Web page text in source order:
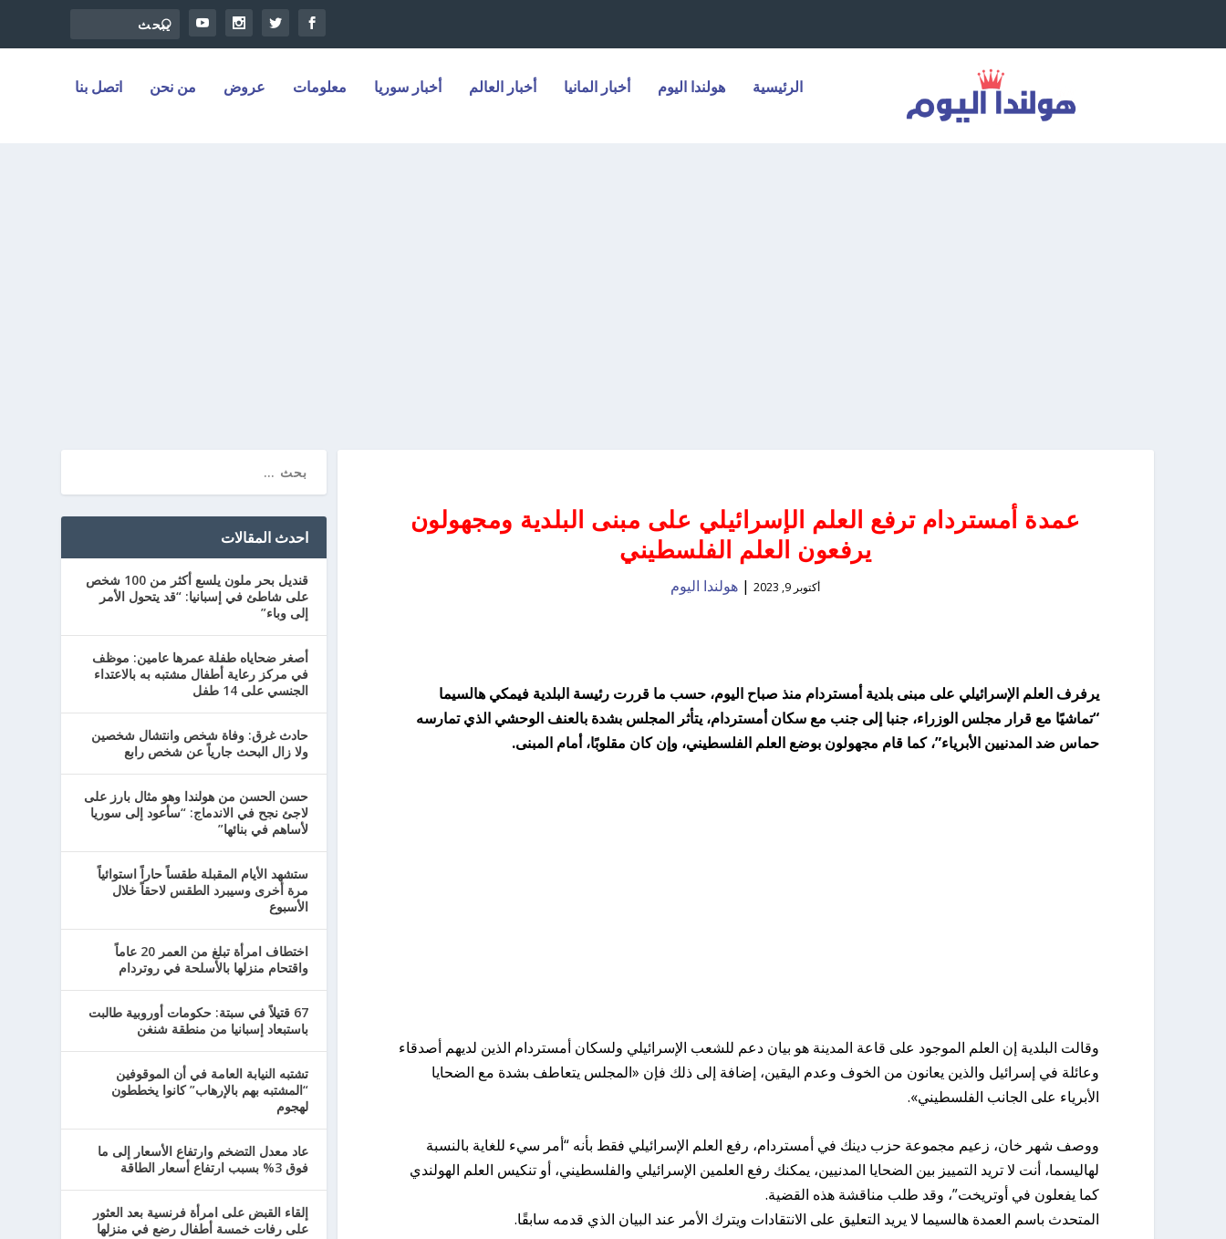
الرئيسية هولندا اليوم أخبار المانيا أخبار العالم أخبار سوريا معلومات عروض من نحن اتصل بنا
عمدة أمستردام ترفع العلم الإسرائيلي على مبنى البلدية ومجهولون
يرفعون العلم الفلسطيني
أكتوبر 9, 2023 | هولندا اليوم
يرفرف العلم الإسرائيلي على مبنى بلدية أمستردام منذ صباح اليوم، حسب ما قررت رئيسة البلدية فيمكي هالسيما
“تماشيًا مع قرار مجلس الوزراء، جنبا إلى جنب مع سكان أمستردام، يتأثر المجلس بشدة بالعنف الوحشي الذي تمارسه
حماس ضد المدنيين الأبرياء”، كما قام مجهولون بوضع العلم الفلسطيني، وإن كان مقلوبًا، أمام المبنى.
وقالت البلدية إن العلم الموجود على قاعة المدينة هو بيان دعم للشعب الإسرائيلي ولسكان أمستردام الذين لديهم أصدقاء
وعائلة في إسرائيل والذين يعانون من الخوف وعدم اليقين، إضافة إلى ذلك فإن «المجلس يتعاطف بشدة مع الضحايا
الأبرياء على الجانب الفلسطيني».
ووصف شهر خان، زعيم مجموعة حزب دينك في أمستردام، رفع العلم الإسرائيلي فقط بأنه “أمر سيء للغاية بالنسبة
لهاليسما، أنت لا تريد التمييز بين الضحايا المدنيين، يمكنك رفع العلمين الإسرائيلي والفلسطيني، أو تنكيس العلم الهولندي
كما يفعلون في أوتريخت”، وقد طلب مناقشة هذه القضية.
المتحدث باسم العمدة هالسيما لا يريد التعليق على الانتقادات ويترك الأمر عند البيان الذي قدمه سابقًا.
احدث المقالات
قنديل بحر ملون يلسع أكثر من 100 شخص
على شاطئ في إسبانيا: “قد يتحول الأمر
إلى وباء”
أصغر ضحاياه طفلة عمرها عامين: موظف
في مركز رعاية أطفال مشتبه به بالاعتداء
الجنسي على 14 طفل
حادث غرق: وفاة شخص وانتشال شخصين
ولا زال البحث جارياً عن شخص رابع
حسن الحسن من هولندا وهو مثال بارز على
لاجئ نجح في الاندماج: “سأعود إلى سوريا
لأساهم في بنائها”
ستشهد الأيام المقبلة طقساً حاراً استوائياً
مرة أخرى وسيبرد الطقس لاحقاً خلال
الأسبوع
اختطاف امرأة تبلغ من العمر 20 عاماً
واقتحام منزلها بالأسلحة في روتردام
67 قتيلاً في سبتة: حكومات أوروبية طالبت
باستبعاد إسبانيا من منطقة شنغن
تشتبه النيابة العامة في أن الموقوفين
“المشتبه بهم بالإرهاب” كانوا يخططون
لهجوم
عاد معدل التضخم وارتفاع الأسعار إلى ما
فوق 3% بسبب ارتفاع أسعار الطاقة
إلقاء القبض على امرأة فرنسية بعد العثور
على رفات خمسة أطفال رضع في منزلها